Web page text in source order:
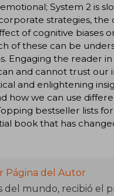
System 2 is
strategies, the
of cognitive biases
of these can be
Engaging the reader in
and cannot trust our
and enlightening
how we can use
bestseller lists
book that has
Página del Autor
del mundo, recibió el